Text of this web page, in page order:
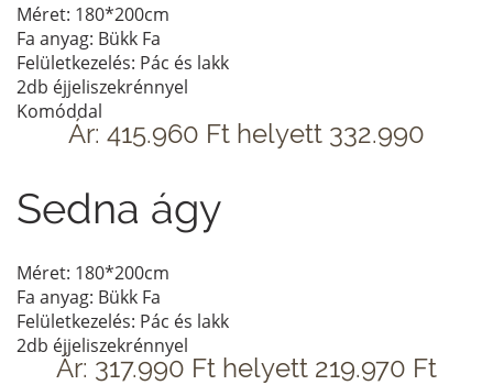
Méret: 180*200cm
Fa anyag: Bükk Fa
Felületkezelés: Pác és lakk
2db éjjeliszekrénnyel
Komóddal
Ár: 415.960 Ft helyett 332.990
Sedna ágy
Méret: 180*200cm
Fa anyag: Bükk Fa
Felületkezelés: Pác és lakk
2db éjjeliszekrénnyel
Ár: 317.990 Ft helyett 219.970 Ft